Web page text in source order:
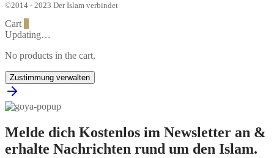
©2014 - 2023 Der Islam verbindet
Cart
Updating…
No products in the cart.
Zustimmung verwalten
Melde dich Kostenlos im Newsletter an &
erhalte Nachrichten rund um den Islam.